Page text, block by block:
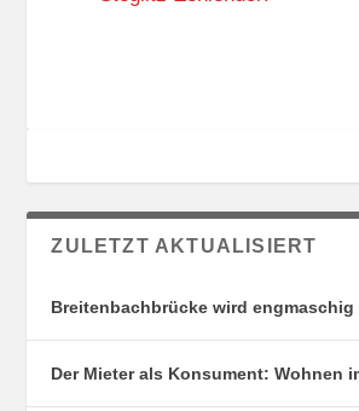
ZULETZT AKTUALISIERT
Breitenbachbrücke wird
Der Mieter als Konsument: Wohnen